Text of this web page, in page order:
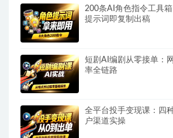
200条AI角色指令工具
提示词即复制出稿
短剧AI编剧从零接单：
率全链路
全平台投手变现课：四
户渠道实操